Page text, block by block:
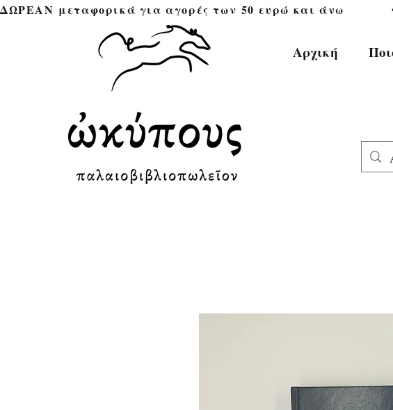
ΔΩΡΕΑΝ μεταφορικά για αγορές των 50 ευρώ και άνω
Αρχική